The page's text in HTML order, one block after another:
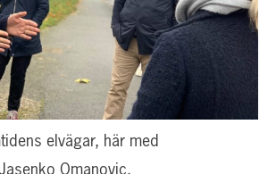
elvägar, här med
Omanovic.